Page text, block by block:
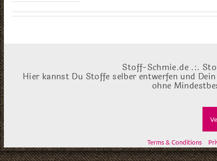
Stoff-Schmie.de .:.
Hier kannst Du Stoffe selber entwerfen und
ohne
Terms & Conditions